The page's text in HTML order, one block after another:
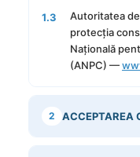
1.3
Autoritatea
protecția
Națională
(ANPC) —
2 ACCEPTAREA